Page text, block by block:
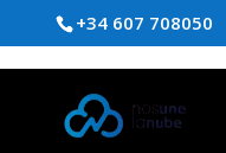
+34 607 708050